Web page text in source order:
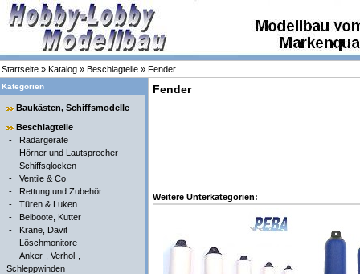
Startseite » Katalog » Beschlagteile » Fender
Kategorien
Baukästen, Schiffsmodelle
Beschlagteile
- Radargeräte
- Hörner und Lautsprecher
- Schiffsglocken
- Ventile & Co
- Rettung und Zubehör
- Türen & Luken
- Beiboote, Kutter
- Kräne, Davit
- Löschmonitore
- Anker-, Verhol-,
Schleppwinden
Fender
Weitere Unterkategorien: